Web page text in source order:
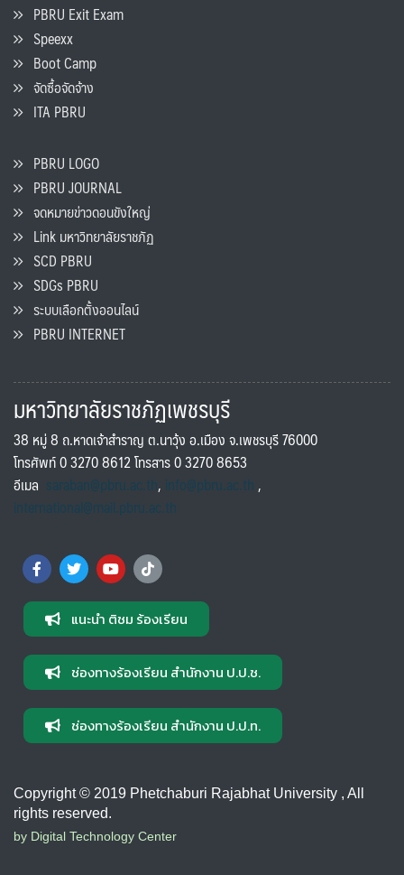
PBRU Exit Exam
Speexx
Boot Camp
จัดซื้อจัดจ้าง
ITA PBRU
PBRU LOGO
PBRU JOURNAL
จดหมายข่าวดอนขังใหญ่
Link มหาวิทยาลัยราชภัฏ
SCD PBRU
SDGs PBRU
ระบบเลือกตั้งออนไลน์
PBRU INTERNET
มหาวิทยาลัยราชภัฏเพชรบุรี
38 หมู่ 8 ถ.หาดเจ้าสำราญ ต.นาวุ้ง อ.เมือง จ.เพชรบุรี 76000
โทรศัพท์ 0 3270 8612 โทรสาร 0 3270 8653
อีเมล saraban@pbru.ac.th, info@pbru.ac.th,
international@mail.pbru.ac.th
แนะนำ ติชม ร้องเรียน
ช่องทางร้องเรียน สำนักงาน ป.ป.ช.
ช่องทางร้องเรียน สำนักงาน ป.ป.ท.
Copyright © 2019 Phetchaburi Rajabhat University , All
rights reserved.
by Digital Technology Center